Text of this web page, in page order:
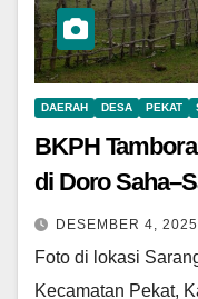
DAERAH DESA PEKAT
BKPH
di Doro
DESEMBER 4, 2025
Foto di lokasi
Kecamatan Pekat,